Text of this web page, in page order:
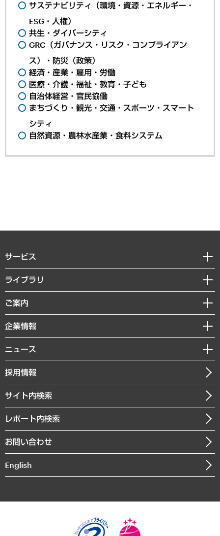
サステナビリティ（環境・資源・エネルギー・
ESG・人権）
共生・ダイバーシティ
GRC（ガバナンス・リスク・コンプライアン
ス）・防災（政策）
経済・産業・雇用・労働
医療・介護・福祉・教育・子ども
自治体経営・官民協働
まちづくり・観光・交通・スポーツ・スマート
シティ
自然資源・農林水産業・食料システム
サービス
経営戦略
組織・人事戦略
デジタルイノベーション
共生・ダイバーシティ
GRC（ガバナンス・リスク・コンプライアンス）・防災（政策）
経済・産業・雇用・労働
まちづくり・観光・交通・スポーツ・スマートシティ
自然資源・農林水産業・食料システム
ライブラリ
経済調査
レポート
コラム
経営用語集
受託・受注実績（官公庁関連）
メディア掲載・出演
ご案内
セミナー・イベント情報
MUFGビジネスセミナー
受託案件情報
企業情報
私たちの想い
社長メッセージ
会社概要
沿革
組織図・本部部室紹介
インドネシア現地法人
個人情報保護方針
ニュース
ニュースリリース
お知らせ
採用情報
サイト内検索
レポート内検索
お問い合わせ
English